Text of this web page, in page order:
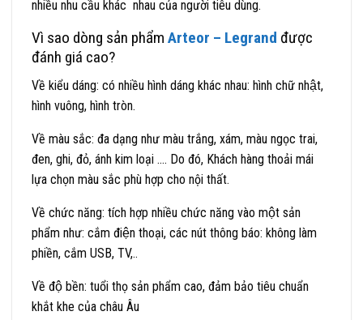
nhiều nhu cầu khác nhau của người tiêu dùng.
Vì sao dòng sản phẩm Arteor – Legrand được
đánh giá cao?
Về kiểu dáng: có nhiều hình dáng khác nhau: hình chữ nhật,
hình vuông, hình tròn.
Về màu sắc: đa dạng như màu trắng, xám, màu ngọc trai,
đen, ghi, đỏ, ánh kim loại …. Do đó, Khách hàng thoải mái
lựa chọn màu sắc phù hợp cho nội thất.
Về chức năng: tích hợp nhiều chức năng vào một sản
phẩm như: cắm điện thoại, các nút thông báo: không làm
phiền, cắm USB, TV,..
Về độ bền: tuổi thọ sản phẩm cao, đảm bảo tiêu chuẩn
khắt khe của châu Âu